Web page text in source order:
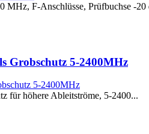
MHz, F-Anschlüsse, Prüfbuchse -20
Grobschutz 5-2400MHz
für höhere Ableitströme, 5-2400...